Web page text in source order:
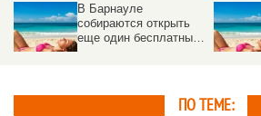
В Барнауле
собираются открыть
еще один бесплатный
ПО ТЕМЕ: